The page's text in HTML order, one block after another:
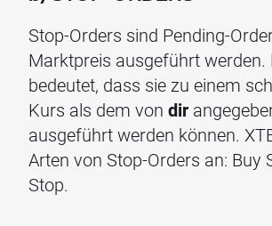
Stop-Orders sind Pending-
Marktpreis ausgeführt werden.
bedeutet, dass sie zu einem
Kurs als dem von dir
ausgeführt werden können.
Arten von Stop-Orders an: Buy
Stop.